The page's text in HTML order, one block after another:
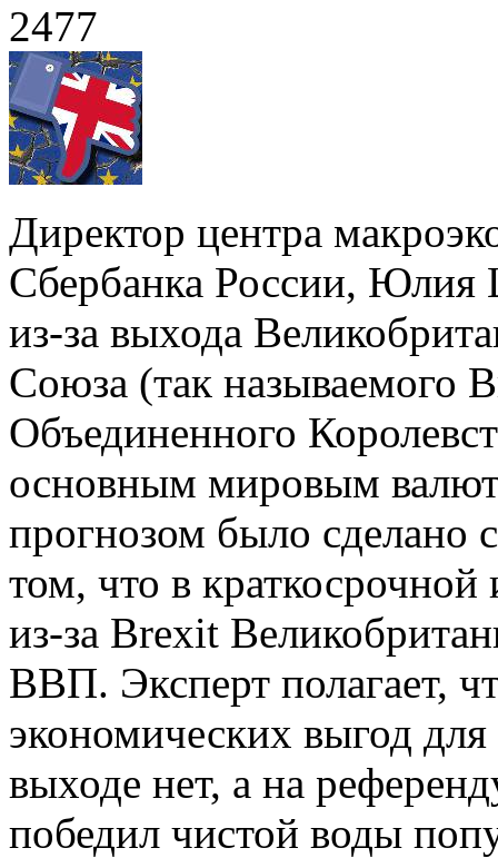
2477
Директор центра
Сбербанка России, Юлия
из-за выхода
Союза (так называемого
Объединенного
основным мировым
прогнозом было сделано
том, что в краткосрочной
из-за Brexit
ВВП. Эксперт полагает,
экономических выгод для
выходе нет, а на
победил чистой воды